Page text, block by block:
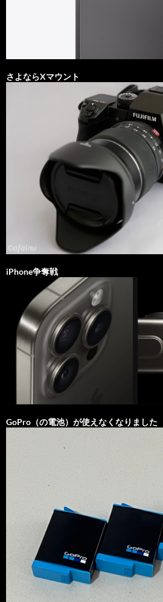
さよならXマウント
iPhone争奪戦
GoPro（の電池）が使えなくなりました